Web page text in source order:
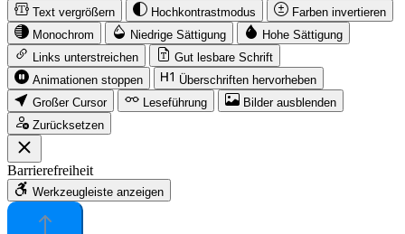
Text vergrößern Hochkontrastmodus
Farben invertieren
Monochrom
Niedrige Sättigung
Hohe Sättigung
Links unterstreichen
Gut lesbare Schrift
Animationen stoppen
Überschriften hervorheben
Großer Cursor
Leseführung
Bilder ausblenden
Zurücksetzen
Barrierefreiheit
Werkzeugleiste anzeigen